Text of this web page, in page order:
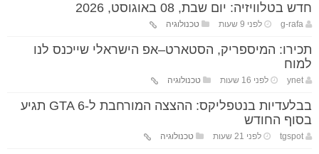
חדש בטלוויזיה: יום שבת, 08 באוגוסט, 2026
g-rafa לפני 9 שעות טכנולוגיה
תכירו: המיספריק, הסטארט–אפ הישראלי שייכנס לנו
למוח
ynet לפני 16 שעות טכנולוגיה
בבלעדיות בנטפליקס: ההצצה המורחבת ל-GTA 6 תגיע
בסוף החודש
tgspot לפני 21 שעות טכנולוגיה